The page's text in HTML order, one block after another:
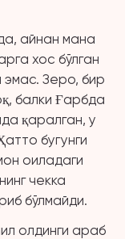
айнан мана
хос бўлган
Зеро, бир
балки Ғарбда
қаралган, у
бугунги
оиладаги
чекка
бўлмайди.
олдинги араб